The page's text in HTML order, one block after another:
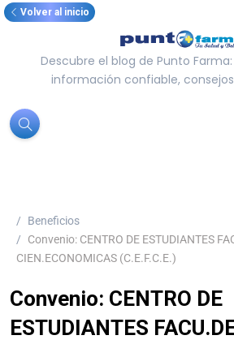
Volver al inicio
Descubre el blog de Punto
información confiable,
Beneficios
Convenio: CENTRO DE ESTUDIANTES
CIEN.ECONOMICAS (C.E.F.C.E.)
Convenio: CENTRO DE
ESTUDIANTES